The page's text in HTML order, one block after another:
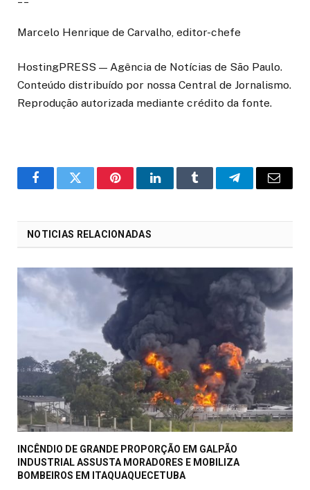
Marcelo Henrique de Carvalho, editor-chefe
HostingPRESS — Agência de Notícias de São Paulo.
Conteúdo distribuído por nossa Central de Jornalismo.
Reprodução autorizada mediante crédito da fonte.
o
Twitter PinterestLinkedInTumblr Telegrama
E-
NOTICIAS RELACIONADAS
INCÊNDIO DE GRANDE PROPORÇÃO EM GALPÃO
INDUSTRIAL ASSUSTA MORADORES E MOBILIZA
BOMBEIROS EM ITAQUAQUECETUBA